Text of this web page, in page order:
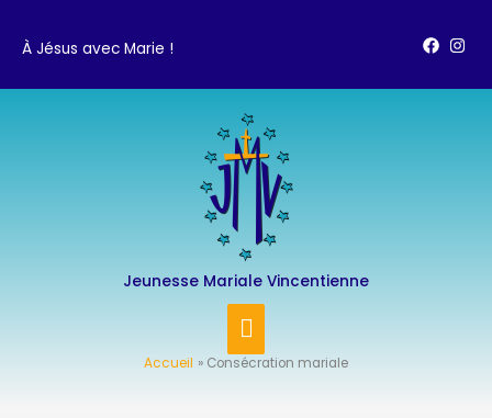
À Jésus avec Marie !
Jeunesse Mariale Vincentienne
MENU
PRINCIPAL
Accueil Consécration mariale